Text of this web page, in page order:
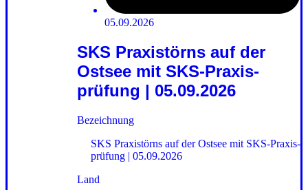
05.09.2026
SKS Praxistörns auf der
Ostsee mit SKS-Praxis­
prüfung | 05.09.2026
Bezeichnung
SKS Praxistörns auf der Ostsee mit SKS-Praxis­
prüfung | 05.09.2026
Land